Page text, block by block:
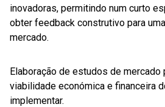
inovadoras, permitindo num curto
obter feedback construtivo para
mercado.
Elaboração de estudos de mercado
viabilidade económica e financeira
implementar.